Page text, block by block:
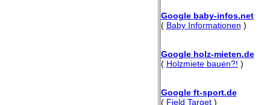
Google baby-infos.net
( Baby Informationen )
Google holz-mieten.de
( Holzmiete bauen?! )
Google ft-sport.de
( Field Target)